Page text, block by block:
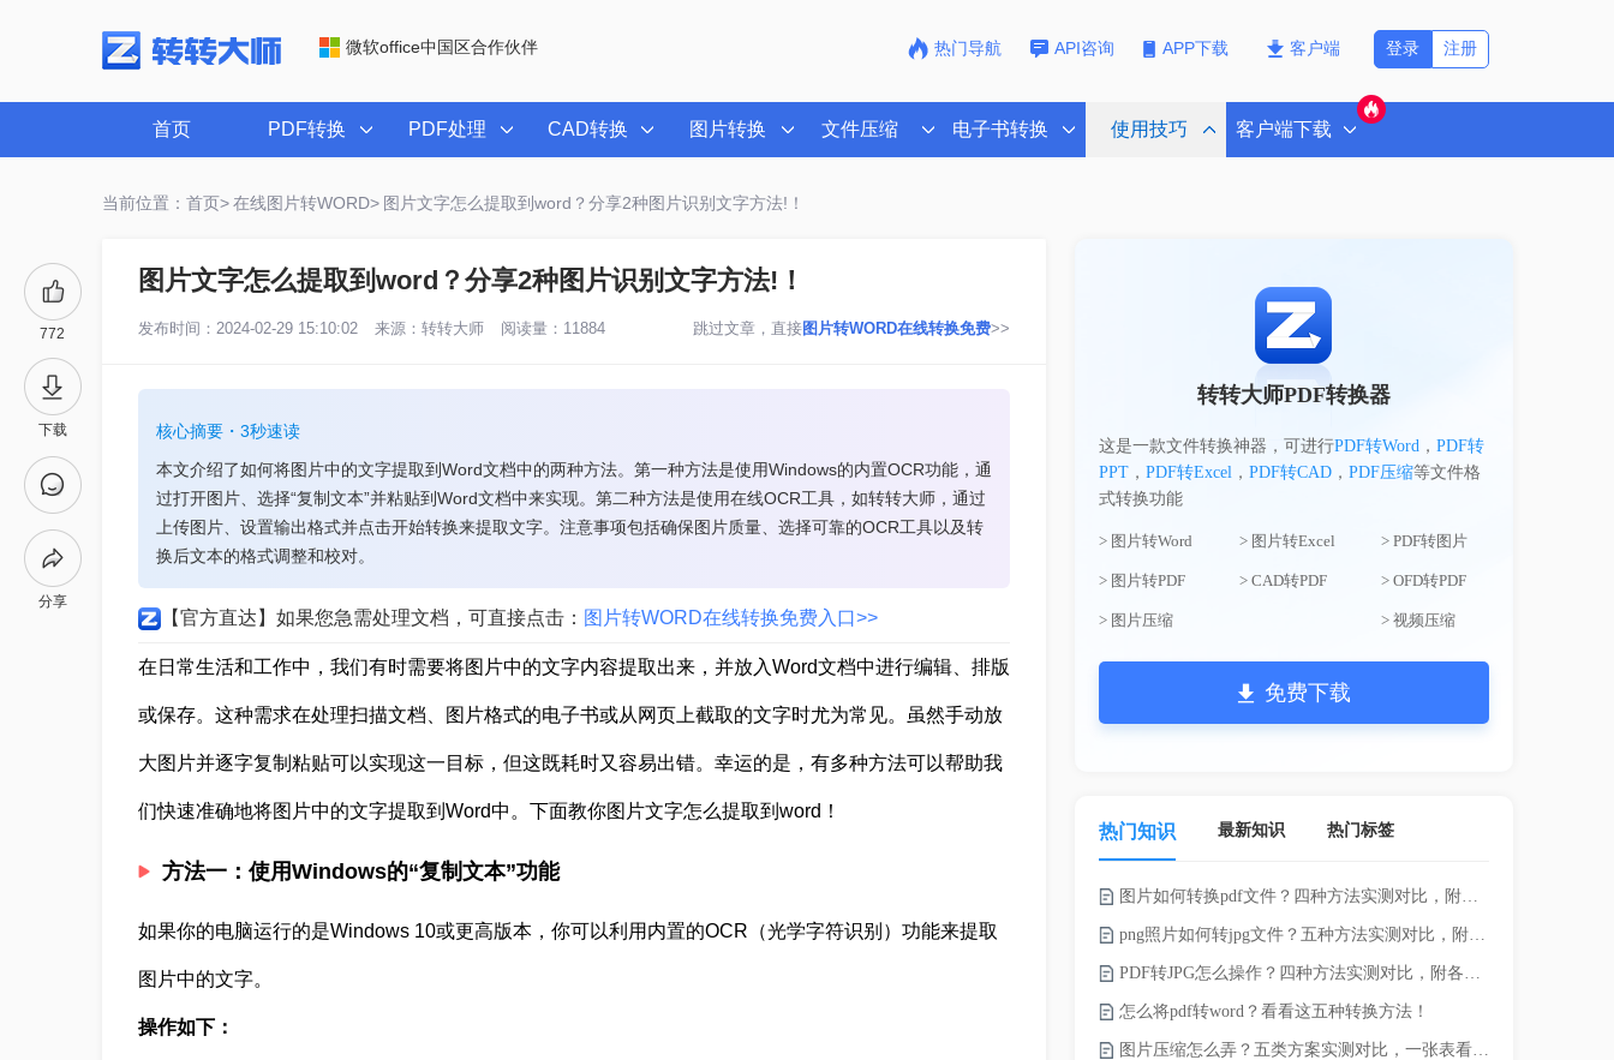
微软office中国区合作伙伴 热门导航 API咨询 APP下载 客户端 注册
登录
首页 PDF转换 PDF处理 CAD转换 图片转换 文件压缩 电子书转换 使用技巧 客户端下载
当前位置：首页> 在线图片转WORD> 图片文字怎么提取到word？分享2种图片识别文字方法!！
772
下载
分享
图片文字怎么提取到word？分享2种图片识别文字方法!！
发布时间：2024-02-29 15:10:02 来源： 转转大师 阅读量：11884 跳过文章，直接图片转WORD在线转换免费>>
核心摘要・3秒速读
本文介绍了如何将图片中的文字提取到Word文档中的两种方法。第一种方法是使用Windows的内置OCR功能，通
过打开图片、选择“复制文本”并粘贴到Word文档中来实现。第二种方法是使用在线OCR工具，如转转大师，通过
上传图片、设置输出格式并点击开始转换来提取文字。注意事项包括确保图片质量、选择可靠的OCR工具以及转
换后文本的格式调整和校对。
【官方直达】如果您急需处理文档，可直接点击： 图片转WORD在线转换免费入口>>
在日常生活和工作中，我们有时需要将图片中的文字内容提取出来，并放入Word文档中进行编辑、排版
或保存。这种需求在处理扫描文档、图片格式的电子书或从网页上截取的文字时尤为常见。虽然手动放
大图片并逐字复制粘贴可以实现这一目标，但这既耗时又容易出错。幸运的是，有多种方法可以帮助我
们快速准确地将图片中的文字提取到Word中。下面教你图片文字怎么提取到word！
方法一：使用Windows的“复制文本”功能
如果你的电脑运行的是Windows 10或更高版本，你可以利用内置的OCR（光学字符识别）功能来提取
图片中的文字。
操作如下：
转转大师PDF转换器
这是一款文件转换神器，可进行PDF转Word， PDF转
PPT， PDF转Excel， PDF转CAD， PDF压缩等文件格
式转换功能
> 图片转Word > 图片转Excel > PDF转图片
> 图片转PDF > CAD转PDF > OFD转PDF
> 图片压缩 > 视频压缩
免费下载
热门知识 最新知识 热门标签
图片如何转换pdf文件？四种方法实测对比，附各场景最优选！
png照片如何转jpg文件？五种方法实测对比，附各场景最优选!！
PDF转JPG怎么操作？四种方法实测对比，附各场景最优选！
怎么将pdf转word？看看这五种转换方法！
图片压缩怎么弄？五类方案实测对比，一张表看懂怎么选！